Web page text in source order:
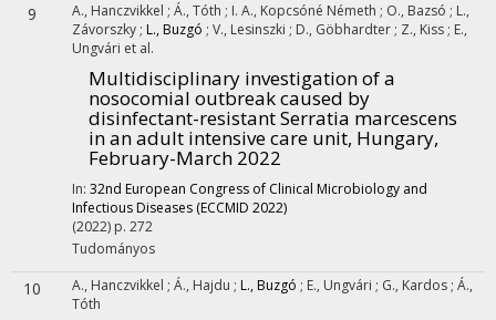
9 A., Hanczvikkel ; Á., Tóth ; I. A., Kopcsóné Németh ; O., Bazsó ; L.,
Závorszky ; L., Buzgó ; V., Lesinszki ; D., Göbhardter ; Z., Kiss ; E.,
Ungvári et al.
Multidisciplinary investigation of a
nosocomial outbreak caused by
disinfectant-resistant Serratia marcescens
in an adult intensive care unit, Hungary,
February-March 2022
In: 32nd European Congress of Clinical Microbiology and
Infectious Diseases (ECCMID 2022)
(2022) p. 272
Tudományos
10 A., Hanczvikkel ; Á., Hajdu ; L., Buzgó ; E., Ungvári ; G., Kardos ; Á.,
Tóth